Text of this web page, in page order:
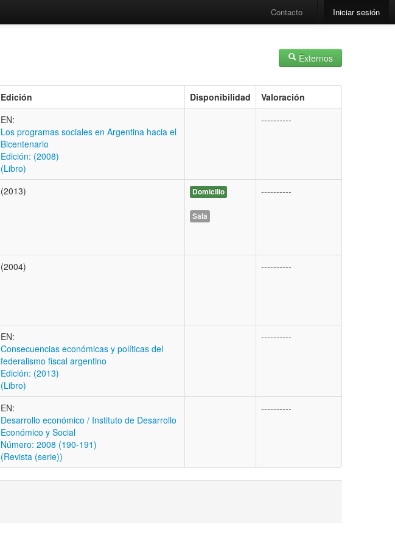
Contacto Iniciar sesión
Externos
Edición Disponibilidad Valoración
EN:
Los programas sociales en Argentina hacia el
Bicentenario
Edición: (2008)
(Libro)
----------
(2013) Domicilio
Sala
----------
(2004) ----------
EN:
Consecuencias económicas y políticas del
federalismo fiscal argentino
Edición: (2013)
(Libro)
----------
EN:
Desarrollo económico / Instituto de Desarrollo
Económico y Social
Número: 2008 (190-191)
(Revista (serie))
----------